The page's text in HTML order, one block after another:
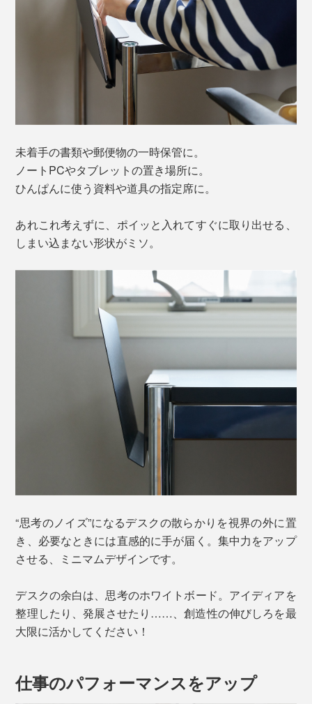
未着手の書類や郵便物の一時保管に。
ノートPCやタブレットの置き場所に。
ひんぱんに使う資料や道具の指定席に。
あれこれ考えずに、ポイッと入れてすぐに取り出せる、
しまい込まない形状がミソ。
“思考のノイズ”になるデスクの散らかりを視界の外に置
き、必要なときには直感的に手が届く。集中力をアップ
させる、ミニマムデザインです。
デスクの余白は、思考のホワイトボード。アイディアを
整理したり、発展させたり……、創造性の伸びしろを最
大限に活かしてください！
仕事のパフォーマンスをアップ